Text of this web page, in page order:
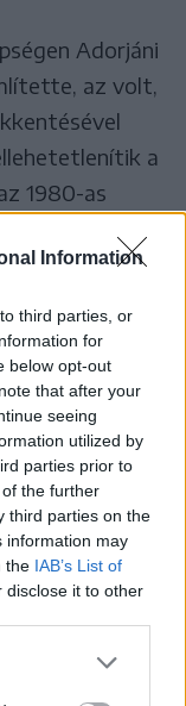
Information
third parties, or
for
below opt-out
that after your
seeing
utilized by
parties prior to
the further
third parties on the
information may
the IAB’s List of
disclose it to other
Adorjáni
az volt,
a
1980-as
a színin –